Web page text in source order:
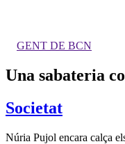
GENT DE BCN
Una sabateria
Societat
Núria Pujol encara calça